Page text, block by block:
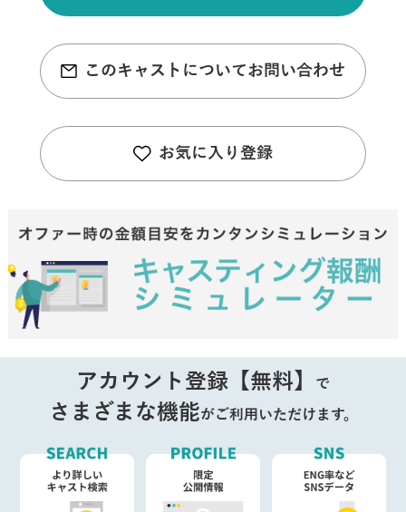
このキャストについてお問い合わせ
お気に入り登録
アカウント登録【無料】 で
さまざまな機能がご利用いただけます。